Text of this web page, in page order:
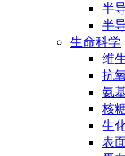
半
半
生命科学
维
抗
氨
核
生
表